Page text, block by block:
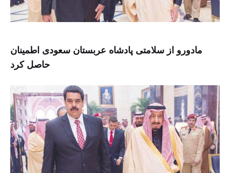
مادورو از سلامتی پادشاه عربستان سعودی اطمینان
حاصل کرد